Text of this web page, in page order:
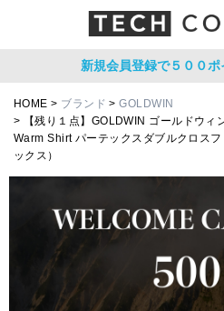
新規会員登録で５００ポ
HOME ブランド
GOLDWIN
【残り１点】GOLDWIN ゴールドウ
Warm Shirt パーテックスダブルクロス
ックス）